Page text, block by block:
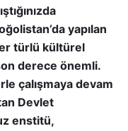
yapılan
türlü kültürel
derece önemli.
çalışmaya devam
Devlet
enstitü,